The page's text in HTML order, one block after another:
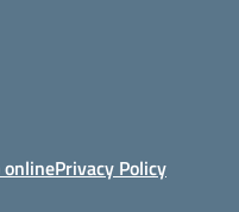
Privacy Policy